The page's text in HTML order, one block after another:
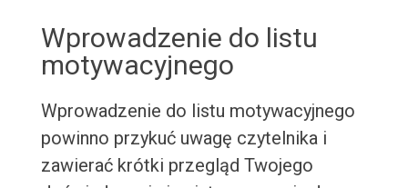
Wprowadzenie do listu
motywacyjnego
Wprowadzenie do listu motywacyjnego
powinno przykuć uwagę czytelnika i
zawierać krótki przegląd Twojego